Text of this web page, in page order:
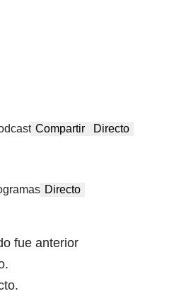
Compartir Directo
Directo
fue anterior